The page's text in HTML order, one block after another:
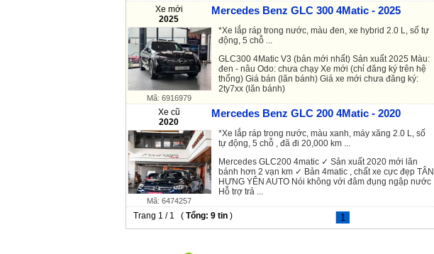
Xe mới
2025
Mercedes Benz GLC 300 4Matic - 2025
Mã: 6916979
*Xe lắp ráp trong nước, màu đen, xe hybrid 2.0 L, số tự
động, 5 chỗ ...
GLC300 4Matic V3 (bản mới nhất) Sản xuất 2025 Màu:
đen - nâu Odo: chưa chạy Xe mới (chỉ đăng ký trên hệ
thống) Giá bán (lăn bánh) Giá xe mới chưa đăng ký:
2ty7xx (lăn bánh)
Xe cũ
2020
Mercedes Benz GLC 200 4Matic - 2020
Mã: 6474257
*Xe lắp ráp trong nước, màu xanh, máy xăng 2.0 L, số
tự động, 5 chỗ , đã đi 20,000 km ...
Mercedes GLC200 4matic ✓ Sản xuất 2020 mới lăn
bánh hơn 2 vạn km ✓ Bản 4matic , chất xe cực đẹp TÂN
HƯNG YÊN AUTO Nói không với đâm đụng ngập nước
Hỗ trợ trả ...
Trang 1 / 1 ( Tổng: 9 tin ) 1